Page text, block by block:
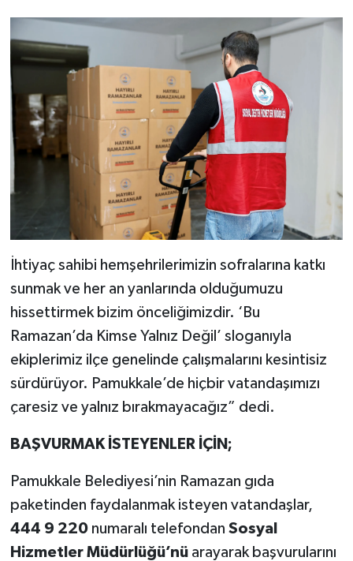
İhtiyaç sahibi hemşehrilerimizin sofralarına katkı
sunmak ve her an yanlarında olduğumuzu
hissettirmek bizim önceliğimizdir. ‘Bu
Ramazan’da Kimse Yalnız Değil’ sloganıyla
ekiplerimiz ilçe genelinde çalışmalarını kesintisiz
sürdürüyor. Pamukkale’de hiçbir vatandaşımızı
çaresiz ve yalnız bırakmayacağız” dedi.
BAŞVURMAK İSTEYENLER İÇİN;
Pamukkale Belediyesi’nin Ramazan gıda
paketinden faydalanmak isteyen vatandaşlar,
444 9 220numaralı telefondan Sosyal
Hizmetler Müdürlüğü’nüarayarak başvurularını